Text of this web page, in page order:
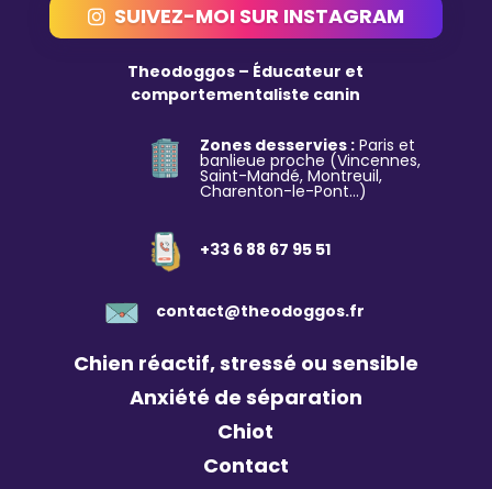
SUIVEZ-MOI SUR INSTAGRAM
Theodoggos – Éducateur et
comportementaliste canin
Zones desservies :Paris et
banlieue proche (Vincennes,
Saint-Mandé, Montreuil,
Charenton-le-Pont…)
+33 6 88 67 95 51
contact@theodoggos.fr
Chien réactif, stressé ou sensible
Anxiété de séparation
Chiot
Contact